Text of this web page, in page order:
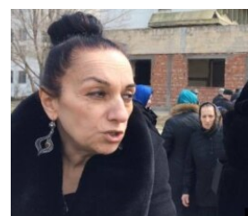
Вернутся
поиску
КАВКАЗ.РЕАЛИИ
СЕВЕР.РЕАЛИИ
СИБИРЬ.РЕАЛИИ
РАСПИСАНИЕ ВЕЩАНИЯ
ПОДПИШИТЕСЬ НА РАССЫЛКУ
СОЦИАЛЬНЫЕ СЕТИ